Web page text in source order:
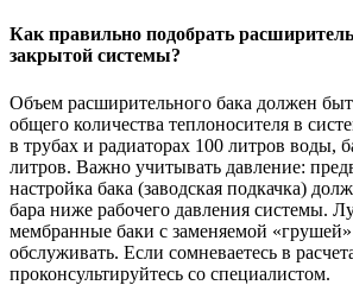
Как правильно подобрать
закрытой системы?
Объем расширительного бака должен
общего количества теплоносителя в
в трубах и радиаторах 100 литров воды,
литров. Важно учитывать давление:
настройка бака (заводская подкачка)
бара ниже рабочего давления системы.
мембранные баки с заменяемой
обслуживать. Если сомневаетесь в
проконсультируйтесь со специалистом.